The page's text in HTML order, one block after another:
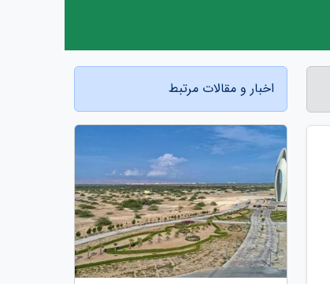
اخبار و مقالات مرتبط